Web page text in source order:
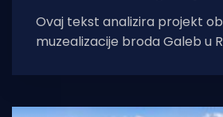
Ovaj tekst analizira projekt
muzealizacije broda Galeb u
diplomatskom baštinom s